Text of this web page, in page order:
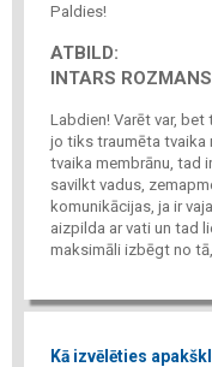
Paldies!
ATBILD:
INTARS ROZMANS
Labdien! Varēt var,
jo tiks traumēta tvaika
tvaika membrānu, tad
savilkt vadus,
komunikācijas, ja ir
aizpilda ar vati un tad
maksimāli izbēgt no
Kā izvēlēties